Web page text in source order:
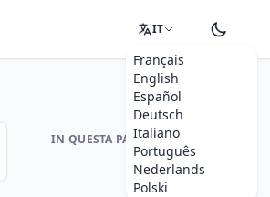
IT
Français
English
Español
Deutsch
Italiano
Português
Nederlands
Polski
IN QUESTA PAGINA